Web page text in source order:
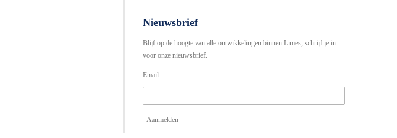
t
g
r
m
e
o
o
Nieuwsbrief
Blijf op de hoogte van alle ontwikkelingen binnen Limes, schrijf je in
voor onze nieuwsbrief.
Email
Aanmelden